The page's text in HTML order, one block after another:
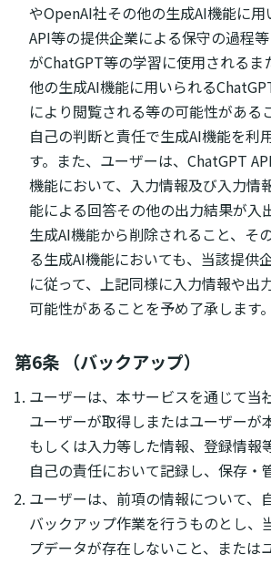
やOpenAI社その他の生成AI機能に
API等の提供企業による保守の過程
がChatGPT等の学習に使用されるま
他の生成AI機能に用いられる
により閲覧される等の可能性がある
自己の判断と責任で生成AI機能を利
す。また、ユーザーは、ChatGPT
機能において、入力情報及び入力情
能による回答その他の出力結果が入
生成AI機能から削除されること、そ
る生成AI機能においても、当該提供
に従って、上記同様に入力情報や出
可能性があることを予め了承します。
第6条 （バックアップ）
ユーザーは、本サービスを通じて当
ユーザーが取得しまたはユーザーが
もしくは入力等した情報、登録情報
自己の責任において記録し、保存・
ユーザーは、前項の情報について、
バックアップ作業を行うものとし、
プデータが存在しないこと、または